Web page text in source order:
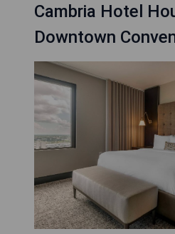
Cambria Hotel
Downtown